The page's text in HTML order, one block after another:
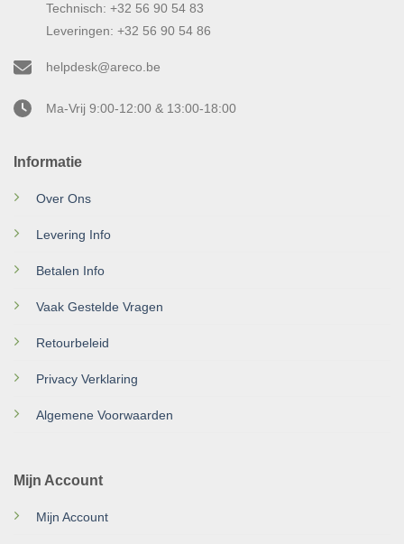
Informatie
Over Ons
Levering Info
Betalen Info
Vaak Gestelde Vragen
Retourbeleid
Privacy Verklaring
Algemene Voorwaarden
Mijn Account
Mijn Account
Technisch: +32 56 90 54 83
Leveringen: +32 56 90 54 86
helpdesk@areco.be
Ma-Vrij 9:00-12:00 & 13:00-18:00